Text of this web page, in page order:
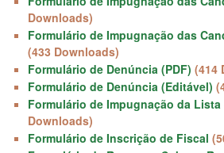
Downloads)
Formulário de Impugnação das
(433 Downloads)
Formulário de Denúncia (PDF) (414
Formulário de Denúncia (Editável)
Formulário de Impugnação da
Downloads)
Formulário de Inscrição de Fiscal